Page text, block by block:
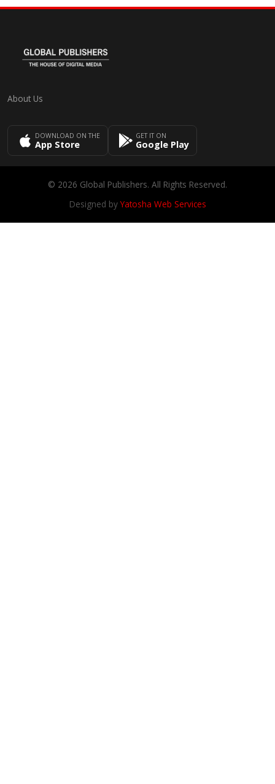
About Us
DOWNLOAD ON THE
App Store
GET IT ON
Google Play
© 2026 Global Publishers. All Rights Reserved.
Designed byYatosha Web Services